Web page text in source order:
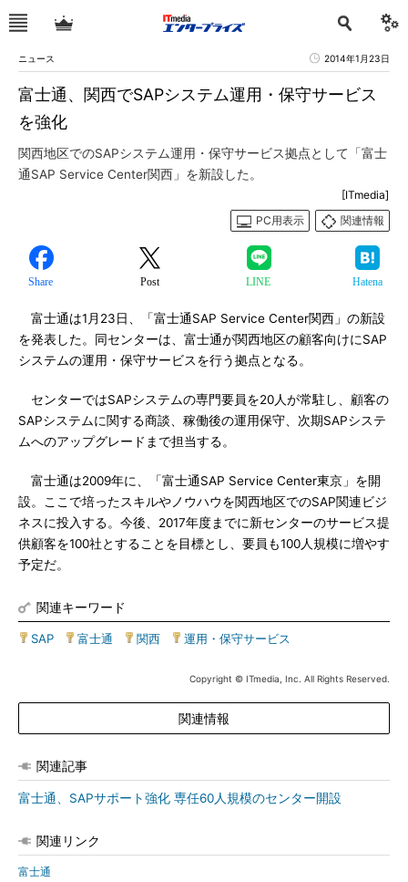
ニュース 2014年1月23日
富士通、関西でSAPシステム運用・保守サービス
を強化
関西地区でのSAPシステム運用・保守サービス拠点として「富士
通SAP Service Center関西」を新設した。
[ITmedia]
PC用表示
関連情報
Share Post LINE Hatena
富士通は1月23日、「富士通SAP Service Center関西」の新設
を発表した。同センターは、富士通が関西地区の顧客向けにSAP
システムの運用・保守サービスを行う拠点となる。
センターではSAPシステムの専門要員を20人が常駐し、顧客の
SAPシステムに関する商談、稼働後の運用保守、次期SAPシステ
ムへのアップグレードまで担当する。
富士通は2009年に、「富士通SAP Service Center東京」を開
設。ここで培ったスキルやノウハウを関西地区でのSAP関連ビジ
ネスに投入する。今後、2017年度までに新センターのサービス提
供顧客を100社とすることを目標とし、要員も100人規模に増やす
予定だ。
関連キーワード
SAP 富士通 関西 運用・保守サービス
Copyright © ITmedia, Inc. All Rights Reserved.
関連情報
関連記事
富士通、SAPサポート強化 専任60人規模のセンター開設
関連リンク
富士通